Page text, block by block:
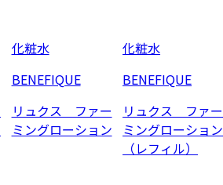
化粧水
BENEFIQUE
リュクス ファー
ミングローション
化粧水
BENEFIQUE
リュクス ファー
ミングローション
（レフィル）